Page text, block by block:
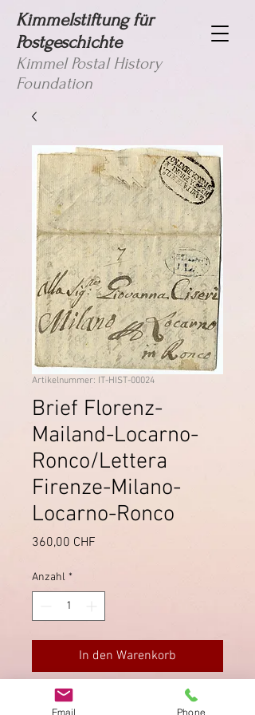
Kimmelstiftung für
Postgeschichte
Kimmel Postal History
Foundation
Artikelnummer: IT-HIST-00024
Brief Florenz-
Mailand-Locarno-
Ronco/Lettera
Firenze-Milano-
Locarno-Ronco
360,00 CHF
Anzahl *
In den Warenkorb
Lettera del
con il
Email Phone